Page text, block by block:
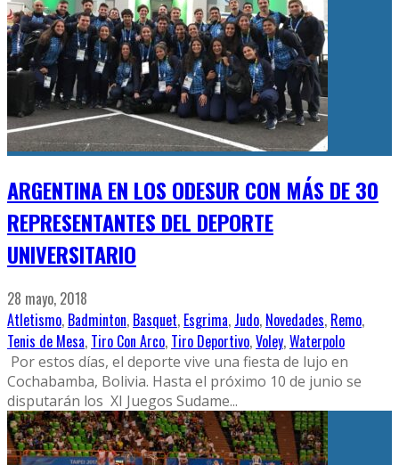
ARGENTINA EN LOS ODESUR CON MÁS DE 30
REPRESENTANTES DEL DEPORTE
UNIVERSITARIO
28 mayo, 2018
Atletismo, Badminton, Basquet, Esgrima, Judo, Novedades, Remo,
Tenis de Mesa, Tiro Con Arco, Tiro Deportivo,Voley,Waterpolo
Por estos días, el deporte vive una fiesta de lujo en
Cochabamba, Bolivia. Hasta el próximo 10 de junio se
disputarán los XI Juegos Sudame...